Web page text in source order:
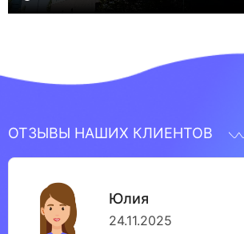
ОТЗЫВЫ НАШИХ КЛИЕНТОВ
Юлия
24.11.2025